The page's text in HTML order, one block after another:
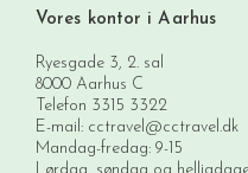
Vores kontor i Aarhus
Ryesgade 3, 2. sal
8000 Aarhus C
Telefon 3315 3322
E-mail: cctravel@cctravel.dk
Mandag-fredag: 9-15